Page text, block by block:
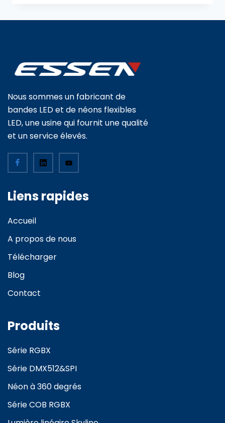
Nous sommes un fabricant de
bandes LED et de néons flexibles
LED, une usine qui fournit une qualité
et un service élevés.
Liens rapides
Accueil
A propos de nous
Télécharger
Blog
Contact
Produits
Série RGBX
Série DMX512&SPI
Néon à 360 degrés
Série COB RGBX